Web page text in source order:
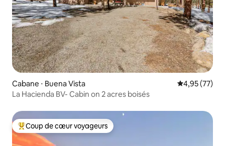
Cabane ⋅ Buena Vista Évaluation
4,95 (77)
La Hacienda BV- Cabin on 2 acres boisés
Coups de cœur voyageurs les plus appréciés
Coup de cœur voyageurs